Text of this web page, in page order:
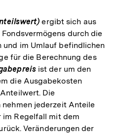
ergibt sich aus
durch die
und im Umlauf befindlichen
für die Berechnung des
ist der um den
die Ausgabekosten
Die
jederzeit Anteile
im Regelfall mit dem
Veränderungen der